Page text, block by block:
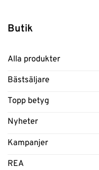
Butik
Alla produkter
Bästsäljare
Topp betyg
Nyheter
Kampanjer
REA